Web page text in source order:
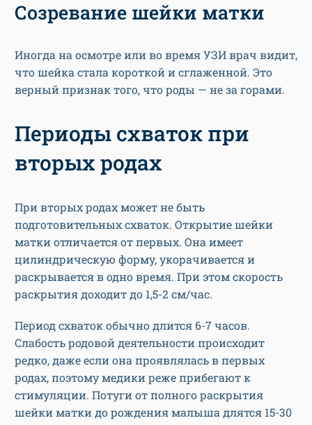
Иногда на осмотре или во время УЗИ врач видит,
верный признак того, что роды — не за горами.
Периоды схваток при
вторых родах
При вторых родах может не быть
матки отличается от первых. Она имеет
цилиндрическую форму, укорачивается и
раскрывается в одно время. При этом скорость
раскрытия доходит до 1,5-2 см/час.
Период схваток обычно длится 6-7 часов.
редко, даже если она проявлялась в первых
родах, поэтому медики реже прибегают к
стимуляции. Потуги от полного раскрытия
шейки матки до рождения малыша длятся 15-30
минут, а до выделения последа проходит еще 10-
30 минут.